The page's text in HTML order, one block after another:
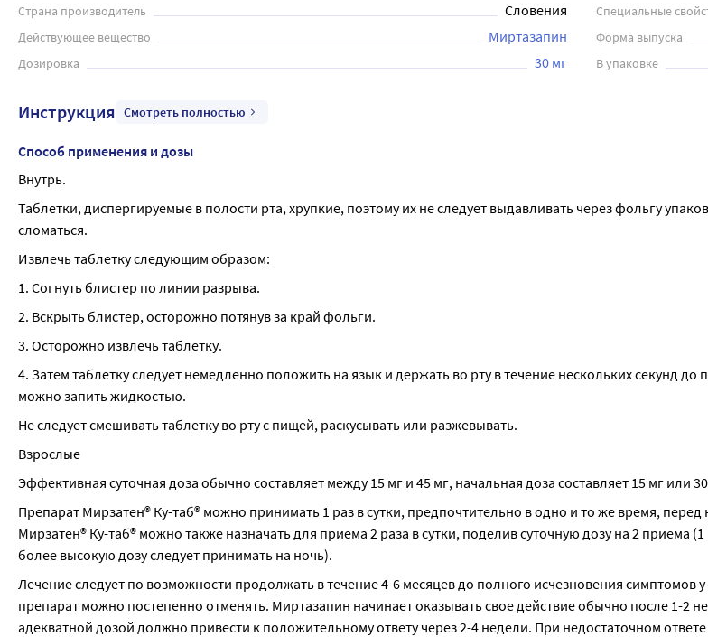
Страна производитель Словения Специальные
Действующее вещество Миртазапин Форма выпуска
Дозировка 30 мг В упаковке
Инструкция Смотреть полностью
Способ применения и дозы
Внутрь.
Таблетки, диспергируемые в полости рта, хрупкие, поэтому их не следует выдавливать через фольгу
сломаться.
Извлечь таблетку следующим образом:
1. Согнуть блистер по линии разрыва.
2. Вскрыть блистер, осторожно потянув за край фольги.
3. Осторожно извлечь таблетку.
4. Затем таблетку следует немедленно положить на язык и держать во рту в течение нескольких секунд до
можно запить жидкостью.
Не следует смешивать таблетку во рту с пищей, раскусывать или разжевывать.
Взрослые
Эффективная суточная доза обычно составляет между 15 мг и 45 мг, начальная доза составляет 15 мг или
Препарат Мирзатен® Ку-таб® можно принимать 1 раз в сутки, предпочтительно в одно и то же время,
Мирзатен® Ку-таб® можно также назначать для приема 2 раза в сутки, поделив суточную дозу на 2 приема
более высокую дозу следует принимать на ночь).
Лечение следует по возможности продолжать в течение 4-6 месяцев до полного исчезновения симптомов у
препарат можно постепенно отменять. Миртазапин начинает оказывать свое действие обычно после 1-2
адекватной дозой должно привести к положительному ответу через 2-4 недели. При недостаточном